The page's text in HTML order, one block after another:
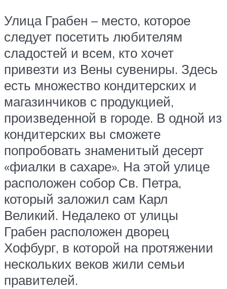
Улица Грабен – место, которое
следует посетить любителям
сладостей и всем, кто хочет
привезти из Вены сувениры. Здесь
есть множество кондитерских и
магазинчиков с продукцией,
произведенной в городе. В одной из
кондитерских вы сможете
попробовать знаменитый десерт
«фиалки в сахаре». На этой улице
расположен собор Св. Петра,
который заложил сам Карл
Великий. Недалеко от улицы
Грабен расположен дворец
Хофбург, в которой на протяжении
нескольких веков жили семьи
правителей.